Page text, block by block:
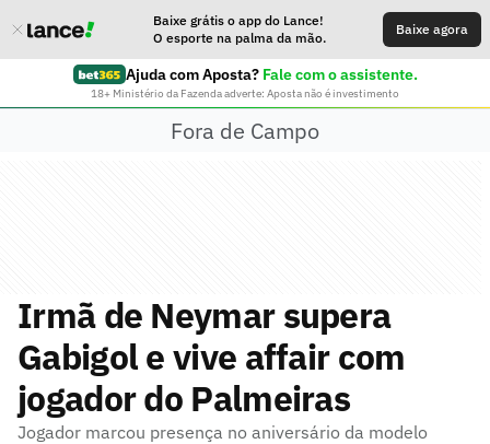
Baixe grátis o app do Lance!
O esporte na palma da mão.
Baixe agora
Ajuda com Aposta? Fale com o assistente.
18+ Ministério da Fazenda adverte: Aposta não é investimento
Fora de Campo
Irmã de Neymar supera
Gabigol e vive affair com
jogador do Palmeiras
Jogador marcou presença no aniversário da modelo